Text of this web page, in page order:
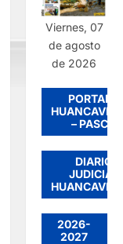
Viernes, 07
de agosto
de 2026
PORTADA
– PASCO
DIARIO
JUDICIAL
2026-
2027